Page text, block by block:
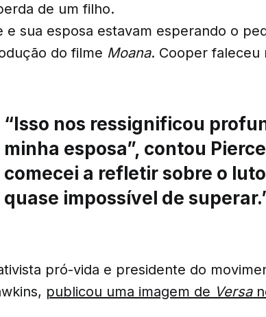
de um filho.
e sua esposa estavam esperando o
do filme Moana. Cooper faleceu
“Isso nos ressignificou
minha esposa”, contou
comecei a refletir sobre o
quase impossível de
pró-vida e presidente do
publicou uma imagem de Versa